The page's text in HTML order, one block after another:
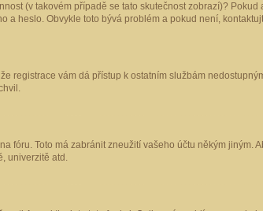
(v takovém případě se tato skutečnost zobrazí)?
heslo. Obvykle toto bývá problém a pokud není,
registrace vám dá přístup k ostatním službám
fóru. Toto má zabránit zneužití vašeho účtu někým jiným.
univerzitě atd.